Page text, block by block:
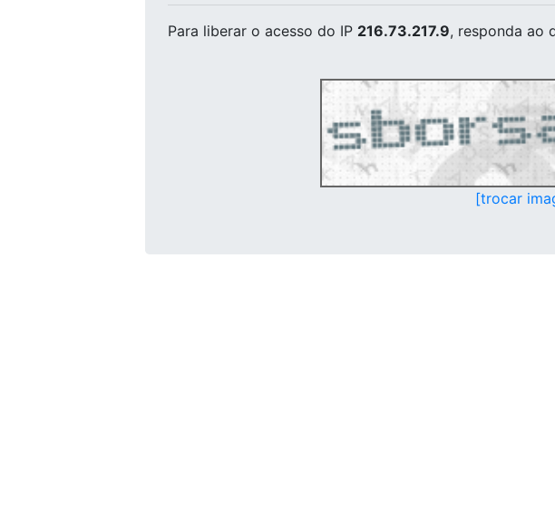
Para liberar o acesso do IP 216.73.217.9, responda ao
[trocar